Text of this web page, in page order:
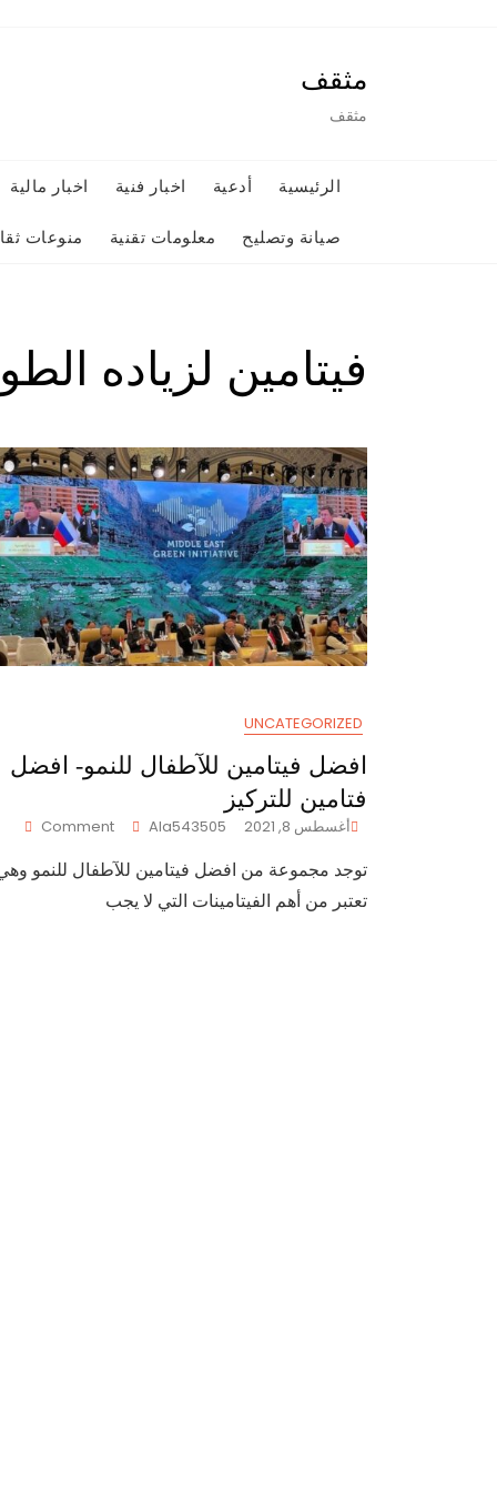
مثقف
مثقف
الرئيسية أدعية اخبار فنية اخبار مالية
صيانة وتصليح معلومات تقنية منوعات
فيتامين لزياده
UNCATEGORIZED
افضل فيتامين للآطفال للنمو- افضل
فتامين للتركيز
أغسطس 8, 2021 Ala543505
Comment
توجد مجموعة من افضل فيتامين للآطفال للنمو
تعتبر من أهم الفيتامينات التي لا يجب